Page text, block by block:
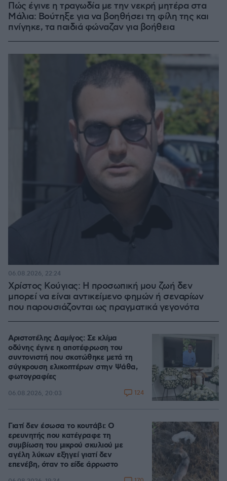
Πώς έγινε η τραγωδία με την νεκρή μητέρα στα
Μάλια: Βούτηξε για να βοηθήσει τη φίλη της και
πνίγηκε, τα παιδιά φώναζαν για βοήθεια
Χρίστος Κούγιας: Η προσωπική μου ζωή δεν
μπορεί να είναι αντικείμενο φημών ή σεναρίων
που παρουσιάζονται ως πραγματικά γεγονότα
06.08.2026, 22:24
Αριστοτέλης Δαμίγος: Σε κλίμα
οδύνης έγινε η αποτέφρωση του
συντονιστή που σκοτώθηκε μετά τη
σύγκρουση ελικοπτέρων στην Ψάθα,
φωτογραφίες
06.08.2026, 20:03 124
Γιατί δεν έσωσα το κουτάβι: Ο
ερευνητής που κατέγραφε τη
συμβίωση του μικρού σκυλιού με
αγέλη λύκων εξηγεί γιατί δεν
επενέβη, όταν το είδε άρρωστο